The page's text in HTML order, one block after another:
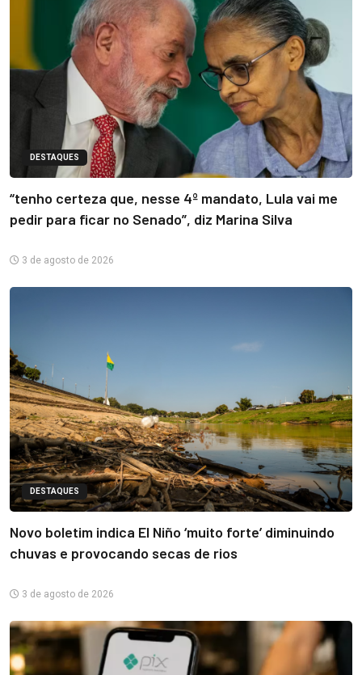
DESTAQUES
“tenho certeza que, nesse 4º mandato, Lula vai me
pedir para ficar no Senado”, diz Marina Silva
3 de agosto de 2026
DESTAQUES
Novo boletim indica El Niño ‘muito forte’ diminuindo
chuvas e provocando secas de rios
3 de agosto de 2026